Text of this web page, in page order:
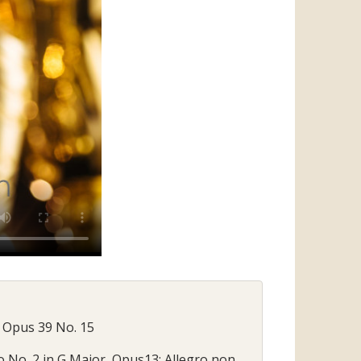
39 No. 15